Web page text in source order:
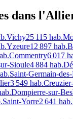
dans
Vichy25 115 hab.
Yzeure12 897 hab.
Commentry6 017
Sioule4 884 hab.
Saint-Germain-des-
3 549 hab.
Dompierre-sur-
Saint-Yorre2 641 hab.